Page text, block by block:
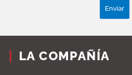
Enviar
LA COMPAÑÍA